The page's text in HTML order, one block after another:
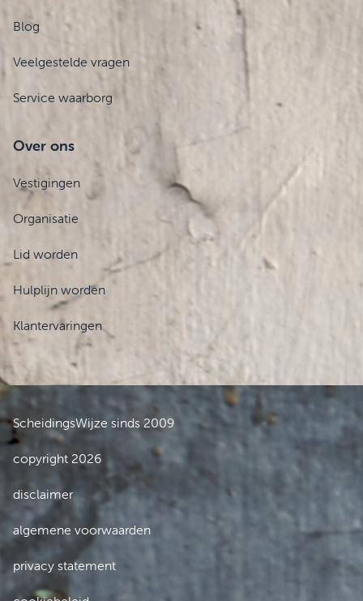
Blog
Veelgestelde vragen
Service waarborg
Over ons
Vestigingen
Organisatie
Lid worden
Hulplijn worden
Klantervaringen
ScheidingsWijze sinds 2009
copyright 2026
disclaimer
algemene voorwaarden
privacy statement